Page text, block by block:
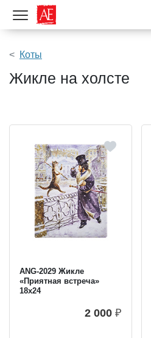
Показать меню
Коты
Жикле на холсте
ANG-2029 Жикле
«Приятная встреча»
18х24
2 000 ₽